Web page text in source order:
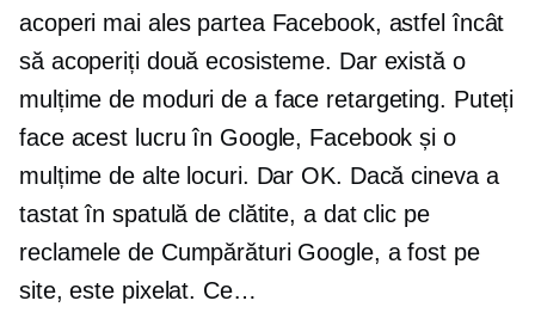
acoperi mai ales partea Facebook, astfel încât
să acoperiți două ecosisteme. Dar există o
mulțime de moduri de a face retargeting. Puteți
face acest lucru în Google, Facebook și o
mulțime de alte locuri. Dar OK. Dacă cineva a
tastat în spatulă de clătite, a dat clic pe
reclamele de Cumpărături Google, a fost pe
site, este pixelat. Ce…